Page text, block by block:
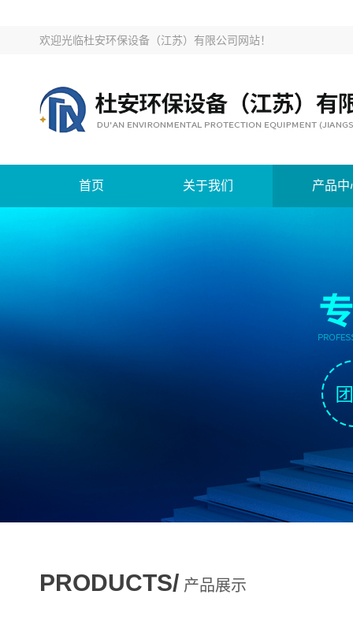
欢迎光临杜安环保设备（江苏）有限公司网站！
首页 关于我们 产品中
PRODUCTS/ 产品展示